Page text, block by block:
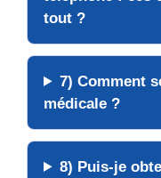
tout ?
7) Comment
médicale ?
8) Puis-je